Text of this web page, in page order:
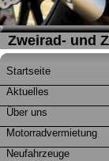
Zweirad- und
Startseite
Aktuelles
Über uns
Motorradvermietung
Neufahrzeuge